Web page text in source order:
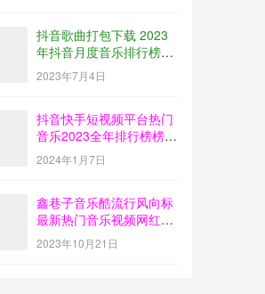
抖音歌曲打包下载 2023
年抖音月度音乐排行榜榜
单放送【2023-06】
2023年7月4日
抖音快手短视频平台热门
音乐2023全年排行榜榜单
歌曲打包下载【4G】
2024年1月7日
鑫巷子音乐酷流行风向标
最新热门音乐视频网红歌
曲打包下载【第55期】
2023年10月21日